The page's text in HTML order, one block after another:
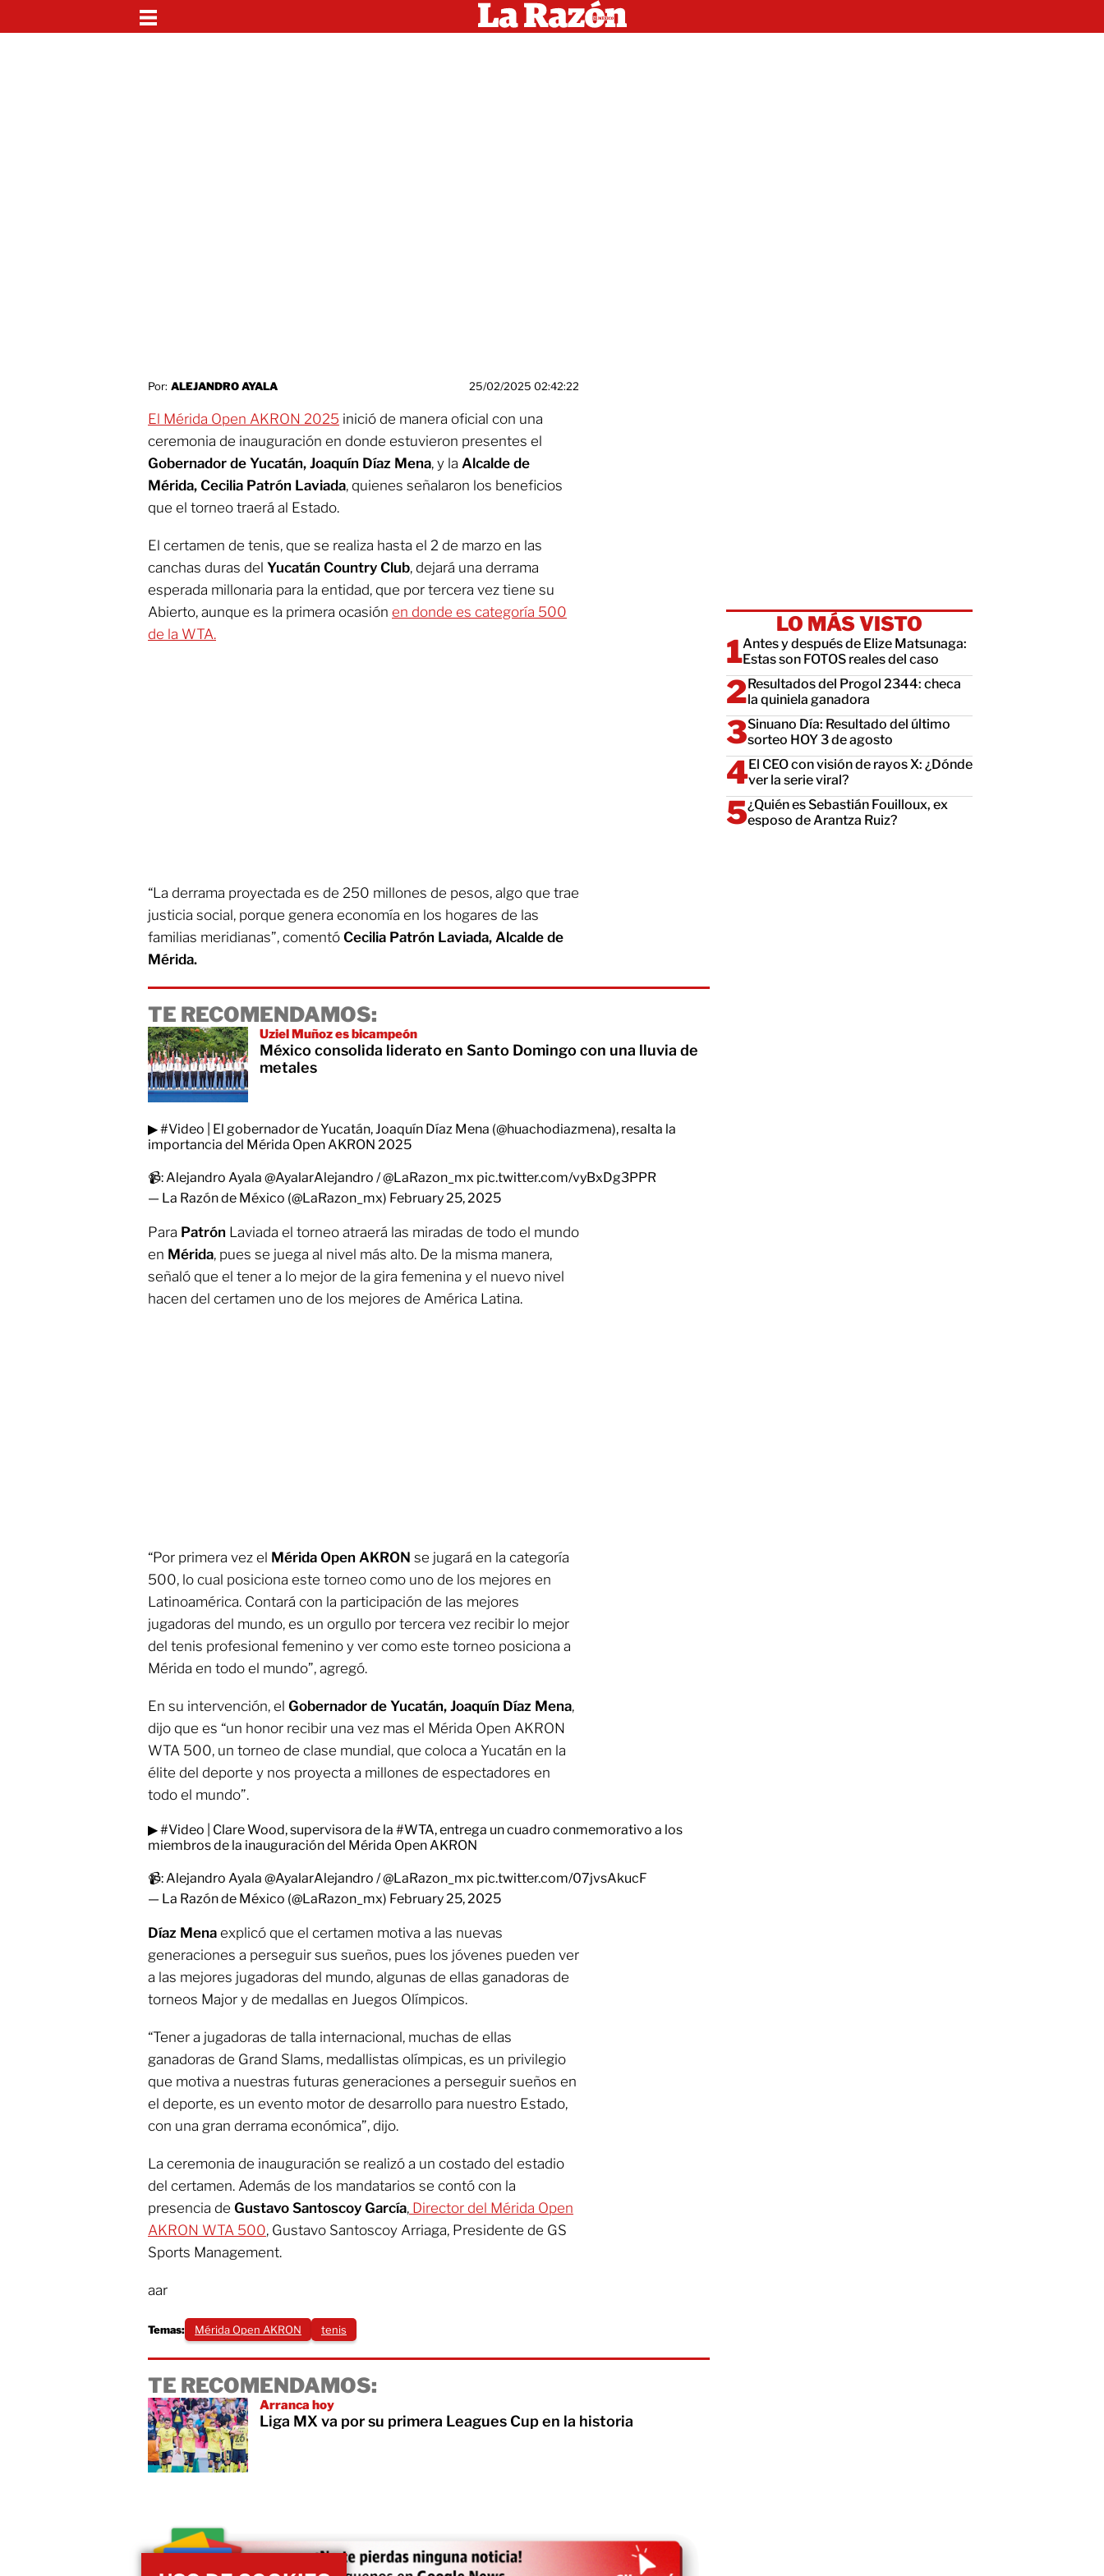
Por: ALEJANDRO AYALA 25/02/2025 02:42:22
El Mérida Open AKRON 2025 inició de manera oficial con una
ceremonia de inauguración en donde estuvieron presentes el
Gobernador de Yucatán, Joaquín Díaz Mena, y la Alcalde de
Mérida, Cecilia Patrón Laviada, quienes señalaron los beneficios
que el torneo traerá al Estado.
El certamen de tenis, que se realiza hasta el 2 de marzo en las
canchas duras del Yucatán Country Club, dejará una derrama
esperada millonaria para la entidad, que por tercera vez tiene su
Abierto, aunque es la primera ocasión en donde es categoría 500
de la WTA.
“La derrama proyectada es de 250 millones de pesos, algo que trae
justicia social, porque genera economía en los hogares de las
familias meridianas”, comentó Cecilia Patrón Laviada, Alcalde de
Mérida.
TE RECOMENDAMOS:
Uziel Muñoz es bicampeón
México consolida liderato en Santo Domingo con una lluvia de
metales
▶#Video | El gobernador de Yucatán, Joaquín Díaz Mena (@huachodiazmena), resalta la
importancia del Mérida Open AKRON 2025
📹: Alejandro Ayala @AyalarAlejandro /@LaRazon_mx pic.twitter.com/vyBxDg3PPR
— La Razón de México (@LaRazon_mx) February 25, 2025
Para Patrón Laviada el torneo atraerá las miradas de todo el mundo
en Mérida, pues se juega al nivel más alto. De la misma manera,
señaló que el tener a lo mejor de la gira femenina y el nuevo nivel
hacen del certamen uno de los mejores de América Latina.
“Por primera vez el Mérida Open AKRON se jugará en la categoría
500, lo cual posiciona este torneo como uno de los mejores en
Latinoamérica. Contará con la participación de las mejores
jugadoras del mundo, es un orgullo por tercera vez recibir lo mejor
del tenis profesional femenino y ver como este torneo posiciona a
Mérida en todo el mundo”, agregó.
En su intervención, el Gobernador de Yucatán, Joaquín Díaz Mena,
dijo que es “un honor recibir una vez mas el Mérida Open AKRON
WTA 500, un torneo de clase mundial, que coloca a Yucatán en la
élite del deporte y nos proyecta a millones de espectadores en
todo el mundo”.
▶#Video | Clare Wood, supervisora de la #WTA, entrega un cuadro conmemorativo a los
miembros de la inauguración del Mérida Open AKRON
📹: Alejandro Ayala @AyalarAlejandro /@LaRazon_mx pic.twitter.com/07jvsAkucF
— La Razón de México (@LaRazon_mx) February 25, 2025
Díaz Mena explicó que el certamen motiva a las nuevas
generaciones a perseguir sus sueños, pues los jóvenes pueden ver
a las mejores jugadoras del mundo, algunas de ellas ganadoras de
torneos Major y de medallas en Juegos Olímpicos.
“Tener a jugadoras de talla internacional, muchas de ellas
ganadoras de Grand Slams, medallistas olímpicas, es un privilegio
que motiva a nuestras futuras generaciones a perseguir sueños en
el deporte, es un evento motor de desarrollo para nuestro Estado,
con una gran derrama económica”, dijo.
La ceremonia de inauguración se realizó a un costado del estadio
del certamen. Además de los mandatarios se contó con la
presencia de Gustavo Santoscoy García, Director del Mérida Open
AKRON WTA 500, Gustavo Santoscoy Arriaga, Presidente de GS
Sports Management.
aar
Temas: Mérida Open AKRON tenis
TE RECOMENDAMOS:
Arranca hoy
Liga MX va por su primera Leagues Cup en la historia
LO MÁS VISTO
Antes y después de Elize Matsunaga:
Estas son FOTOS reales del caso
Resultados del Progol 2344: checa
la quiniela ganadora
Sinuano Día: Resultado del último
sorteo HOY 3 de agosto
El CEO con visión de rayos X: ¿Dónde
ver la serie viral?
¿Quién es Sebastián Fouilloux, ex
esposo de Arantza Ruiz?